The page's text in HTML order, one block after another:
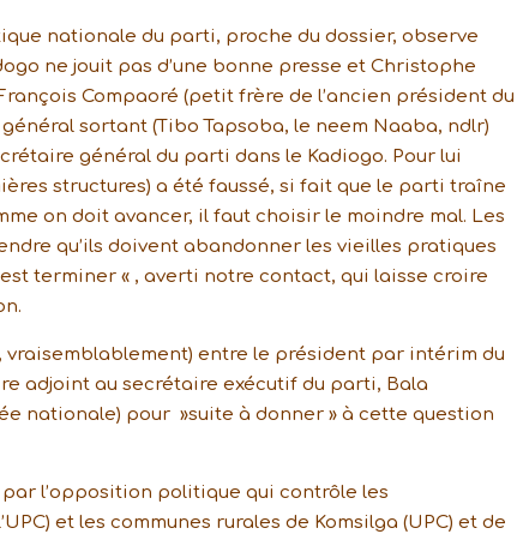
nationale du parti, proche du dossier, observe
ne jouit pas d’une bonne presse et Christophe
Compaoré (petit frère de l’ancien président du
sortant (Tibo Tapsoba, le neem Naaba, ndlr)
général du parti dans le Kadiogo. Pour lui
structures) a été faussé, si fait que le parti traîne
on doit avancer, il faut choisir le moindre mal. Les
qu’ils doivent abandonner les vieilles pratiques
terminer « , averti notre contact, qui laisse croire
vraisemblablement) entre le président par intérim du
adjoint au secrétaire exécutif du parti, Bala
nationale) pour »suite à donner » à cette question
l’opposition politique qui contrôle les
et les communes rurales de Komsilga (UPC) et de